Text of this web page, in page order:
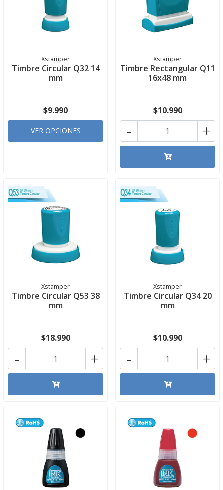
Xstamper
Timbre Circular Q32 14
mm
$9.990
VER OPCIONES
Xstamper
Timbre Rectangular Q11
16x48 mm
$10.990
+
-
Xstamper
Timbre Circular Q53 38
mm
$18.990
+
-
Xstamper
Timbre Circular Q34 20
mm
$10.990
+
-